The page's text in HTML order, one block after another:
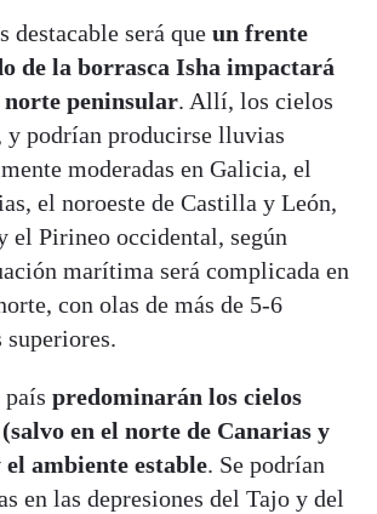
destacable será que un frente
de la borrasca Isha impactará
norte peninsular. Allí, los cielos
y podrían producirse lluvias
moderadas en Galicia, el
el noroeste de Castilla y León,
el Pirineo occidental, según
marítima será complicada en
con olas de más de 5-6
predominarán los cielos
en el norte de Canarias y
ambiente estable. Se podrían
en las depresiones del Tajo y del